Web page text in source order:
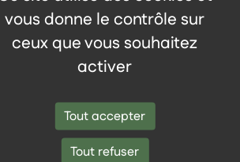
vous donne le contrôle sur
ceux que vous souhaitez
activer
Tout accepter
Tout refuser